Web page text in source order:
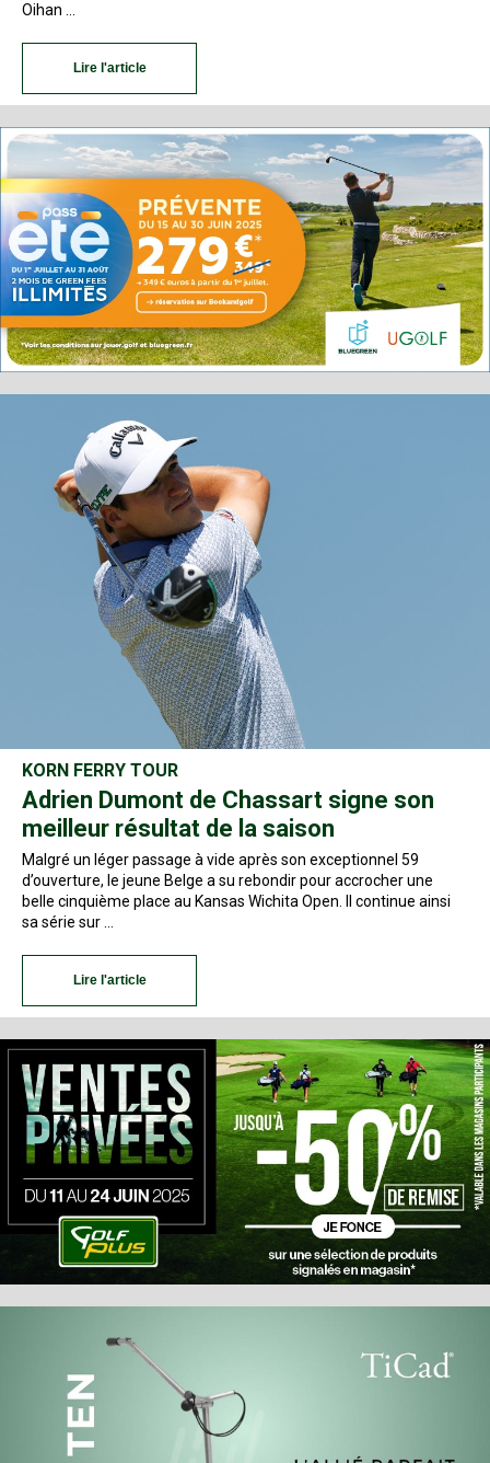
Oihan …
Lire l'article
KORN FERRY TOUR
Adrien Dumont de Chassart signe son
meilleur résultat de la saison
Malgré un léger passage à vide après son exceptionnel 59
d’ouverture, le jeune Belge a su rebondir pour accrocher une
belle cinquième place au Kansas Wichita Open. Il continue ainsi
sa série sur …
Lire l'article